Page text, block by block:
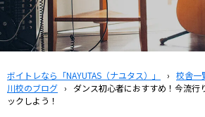
ボイトレなら「NAYUTAS（ナユタス）」 › 校舎一
川校のブログ ›
ダンス初心者におすすめ！今流行
ックしよう！